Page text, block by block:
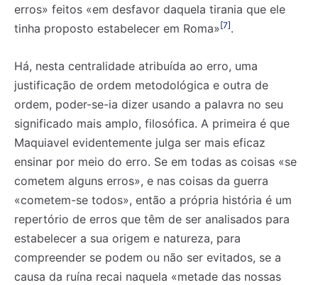
erros» feitos «em desfavor daquela tirania que ele
tinha proposto estabelecer em Roma»[7].
Há, nesta centralidade atribuída ao erro, uma
justificação de ordem metodológica e outra de
ordem, poder-se-ia dizer usando a palavra no seu
significado mais amplo, filosófica. A primeira é que
Maquiavel evidentemente julga ser mais eficaz
ensinar por meio do erro. Se em todas as coisas «se
cometem alguns erros», e nas coisas da guerra
«cometem-se todos», então a própria história é um
repertório de erros que têm de ser analisados para
estabelecer a sua origem e natureza, para
compreender se podem ou não ser evitados, se a
causa da ruína recai naquela «metade das nossas